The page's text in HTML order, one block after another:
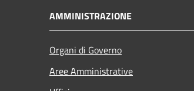
AMMINISTRAZIONE
Organi di Governo
Aree Amministrative